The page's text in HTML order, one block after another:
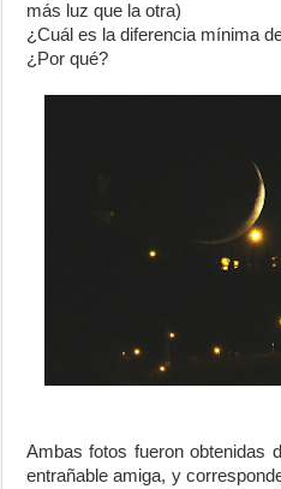
más luz que la otra)
¿Cuál es la diferencia mínima
¿Por qué?
Ambas fotos fueron obtenidas
entrañable amiga, y